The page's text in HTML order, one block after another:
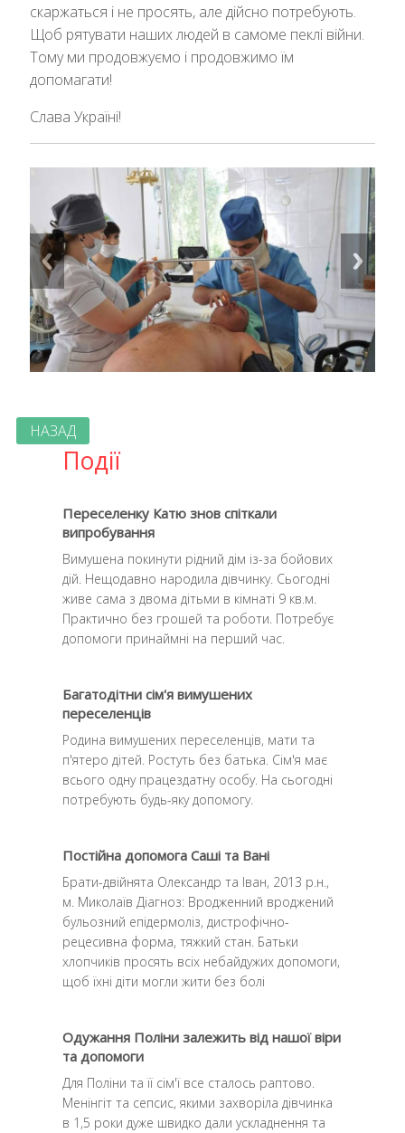
скаржаться і не просять, але дійсно потребують.
Щоб рятувати наших людей в самоме пеклі війни.
Тому ми продовжуємо і продовжимо їм
допомагати!
Слава Україні!
НАЗАД
Події
Переселенку Катю знов спіткали
випробування
Вимушена покинути рідний дім із-за бойових
дій. Нещодавно народила дівчинку. Сьогодні
живе сама з двома дітьми в кімнаті 9 кв.м.
Практично без грошей та роботи. Потребує
допомоги принаймні на перший час.
Багатодітни сім'я вимушених
переселенців
Родина вимушених переселенців, мати та
п'ятеро дітей. Ростуть без батька. Сім'я має
всього одну працездатну особу. На сьогодні
потребують будь-яку допомогу.
Постійна допомога Саші та Вані
Брати-двійнята Олександр та Іван, 2013 р.н.,
м. Миколаїв Діагноз: Вродженний вроджений
бульозний епідермоліз, дистрофічно-
рецесивна форма, тяжкий стан. Батьки
хлопчиків просять всіх небайдужих допомоги,
щоб їхні діти могли жити без болi
Одужання Поліни залежить від нашої віри
та допомоги
Для Поліни та її сім'ї все сталось раптово.
Менінгіт та сепсис, якими захворіла дівчинка
в 1,5 роки дуже швидко дали ускладнення та